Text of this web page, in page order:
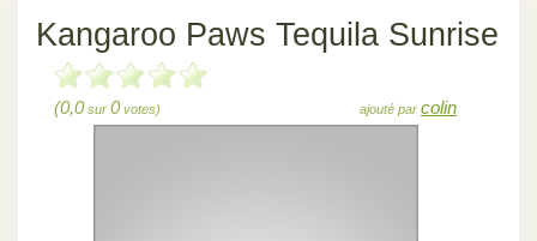
Kangaroo Paws Tequila Sunrise
(0,0sur 0votes) ajouté par colin